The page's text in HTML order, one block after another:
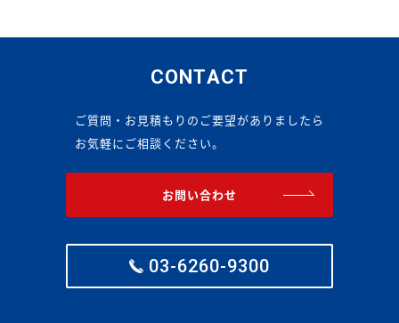
CONTACT
ご質問・お見積もりのご要望がありましたら
お気軽にご相談ください。
お問い合わせ
03-6260-9300